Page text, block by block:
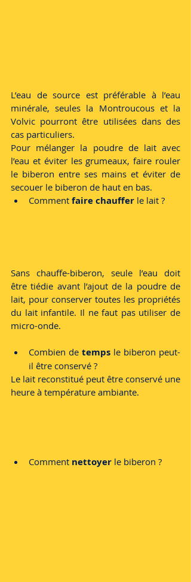
L’eau de source est préférable à l’eau
minérale, seules la Montroucous et la
Volvic pourront être utilisées dans des
cas particuliers.
Pour mélanger la poudre de lait avec
l’eau et éviter les grumeaux,
le biberon entre ses mains et éviter de
secouer le biberon de haut en bas.
Comment faire chauffer le lait ?
Sans chauffe-biberon, seule l’eau doit
être tiédie avant l’ajout de la poudre de
lait, pour conserver toutes les propriétés
du lait infantile. Il ne faut pas utiliser de
micro-onde.
Combien de temps le biberon peut-
il être conservé ?
Le lait reconstitué peut être conservé une
heure à température ambiante.
Comment nettoyer le biberon ?